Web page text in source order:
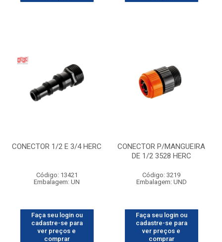
CONECTOR 1/2 E 3/4 HERC
Código: 13421
Embalagem: UN
Faça seu login ou
cadastre-se para
ver preços e
comprar
CONECTOR P/MANGUEIRA
DE 1/2 3528 HERC
Código: 3219
Embalagem: UND
Faça seu login ou
cadastre-se para
ver preços e
comprar